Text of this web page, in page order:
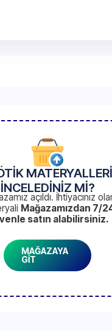
İNCELEDİNİZ Mİ?
açıldı. İhtiyacınız
Mağazamızdan 7/
satın alabilirsiniz.
MAĞAZAYA
GİT